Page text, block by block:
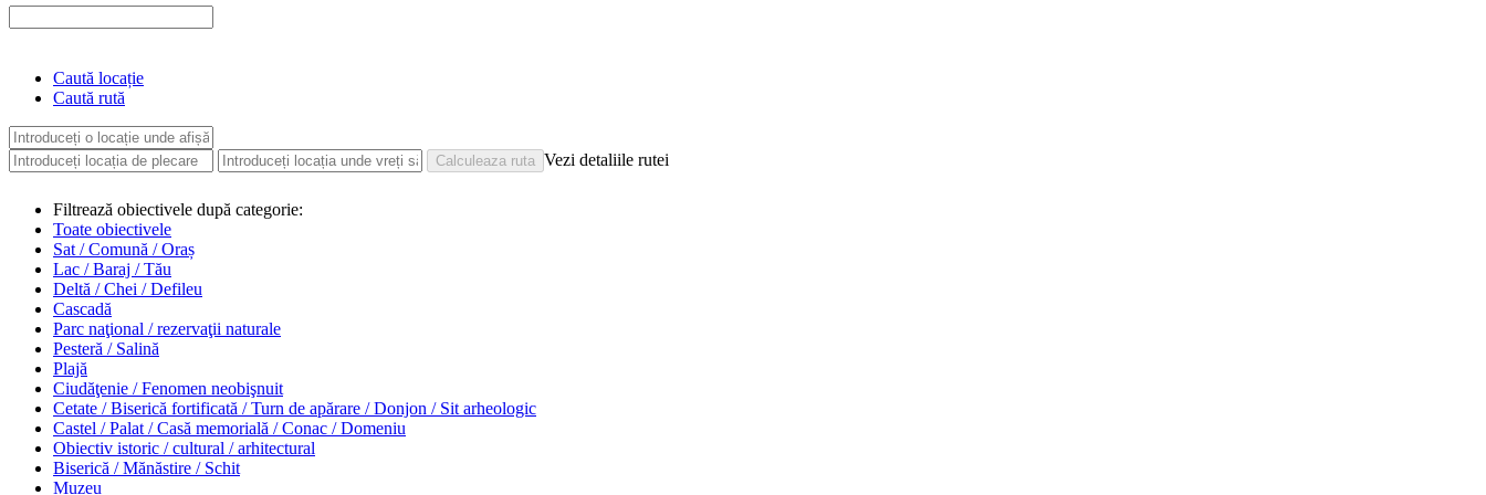
Caută locație
Caută rută
Vezi detaliile rutei
Filtrează obiectivele după categorie:
Toate obiectivele
Sat / Comună / Oraș
Lac / Baraj / Tău
Deltă / Chei / Defileu
Cascadă
Parc naţional / rezervaţii naturale
Pesteră / Salină
Plajă
Ciudăţenie / Fenomen neobişnuit
Cetate / Biserică fortificată / Turn de apărare / Donjon / Sit arheologic
Castel / Palat / Casă memorială / Conac / Domeniu
Obiectiv istoric / cultural / arhitectural
Biserică / Mănăstire / Schit
Muzeu